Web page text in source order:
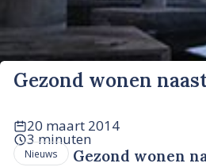
Gezond wonen
20 maart 2014
3 minuten
Nieuws
Gezond wonen